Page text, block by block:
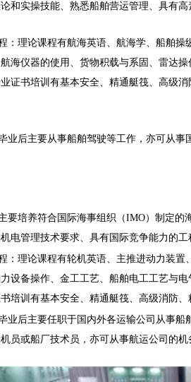
和实操技能、熟悉船舶营运管理、具有
：理论课程有航海英语、航海学、船舶
海仪器的使用、货物积载与系固、雷达
证书培训有基本安全、精通艇筏、高级
业后主要从事船舶驾驶等工作，亦可从事
要培养符合国际海事组织（IMO）制定的
电管理技术要求、具有国际竞争能力的工
：理论课程有轮机英语、主推进动力装
设备操作、金工工艺、船舶电工工艺与
培训有基本安全、精通艇筏、高级消防、
业后主要任职于国内外各运输公司从事
员或船厂技术员，亦可从事航运公司的